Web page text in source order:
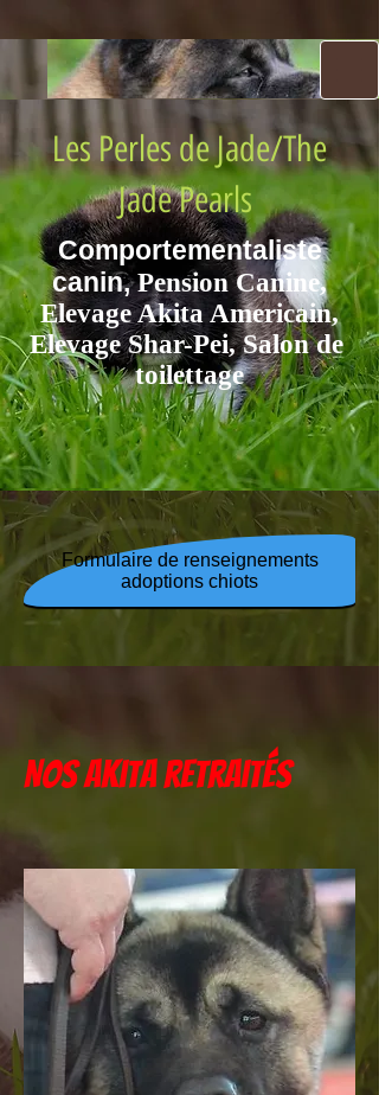
Formulaire de renseignements
adoptions chiots
Les Perles de Jade/The
Jade Pe​arls
Comportementaliste
canin, Pension Canine,
Eleva​ge Aki​ta Americain,
Elevage Shar-Pei, Salon de ​
toilettage
Nos Akita retraités